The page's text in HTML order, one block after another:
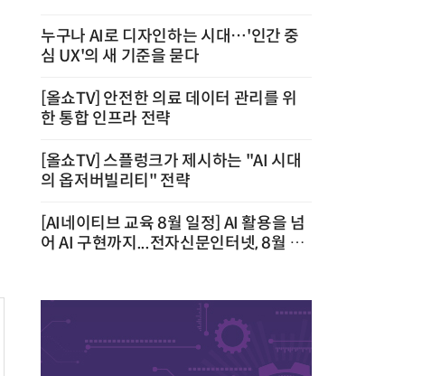
누구나 AI로 디자인하는 시대…'인간 중
심 UX'의 새 기준을 묻다
[올쇼TV] 안전한 의료 데이터 관리를 위
한 통합 인프라 전략
[올쇼TV] 스플렁크가 제시하는 "AI 시대
의 옵저버빌리티" 전략
[AI네이티브 교육 8월 일정] AI 활용을 넘
어 AI 구현까지...전자신문인터넷, 8월 실